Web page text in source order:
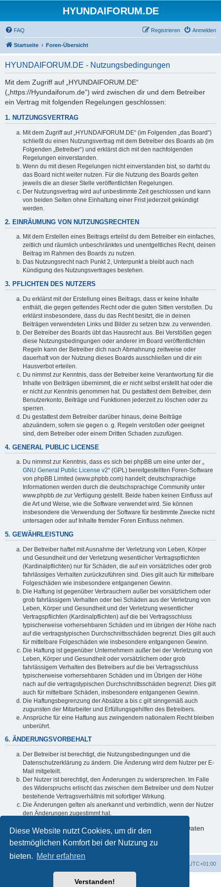
Diese Website nutzt Cookies, um dir den
bestmöglichen Komfort bei der Nutzung zu
bieten. Mehr erfahren
Verstanden!
HYUNDAIFORUM.DE
FAQ Anmelden
Registrieren
Startseite Foren-Übersicht
HYUNDAIFORUM.DE - Nutzungsbedingungen
Mit dem Zugriff auf „HYUNDAIFORUM.DE“
(„https://Hyundaiforum.de“) wird zwischen dir und dem Betreiber
ein Vertrag mit folgenden Regelungen geschlossen:
1. NUTZUNGSVERTRAG
Mit dem Zugriff auf „HYUNDAIFORUM.DE“ (im Folgenden „das Board“)
schließt du einen Nutzungsvertrag mit dem Betreiber des Boards ab (im
Folgenden „Betreiber“) und erklärst dich mit den nachfolgenden
Regelungen einverstanden.
Wenn du mit diesen Regelungen nicht einverstanden bist, so darfst du
das Board nicht weiter nutzen. Für die Nutzung des Boards gelten
jeweils die an dieser Stelle veröffentlichten Regelungen.
Der Nutzungsvertrag wird auf unbestimmte Zeit geschlossen und kann
von beiden Seiten ohne Einhaltung einer Frist jederzeit gekündigt
werden.
2. EINRÄUMUNG VON NUTZUNGSRECHTEN
Mit dem Erstellen eines Beitrags erteilst du dem Betreiber ein einfaches,
zeitlich und räumlich unbeschränktes und unentgeltliches Recht, deinen
Beitrag im Rahmen des Boards zu nutzen.
Das Nutzungsrecht nach Punkt 2, Unterpunkt a bleibt auch nach
Kündigung des Nutzungsvertrages bestehen.
3. PFLICHTEN DES NUTZERS
Du erklärst mit der Erstellung eines Beitrags, dass er keine Inhalte
enthält, die gegen geltendes Recht oder die guten Sitten verstoßen. Du
erklärst insbesondere, dass du das Recht besitzt, die in deinen
Beiträgen verwendeten Links und Bilder zu setzen bzw. zu verwenden.
Der Betreiber des Boards übt das Hausrecht aus. Bei Verstößen gegen
diese Nutzungsbedingungen oder anderer im Board veröffentlichten
Regeln kann der Betreiber dich nach Abmahnung zeitweise oder
dauerhaft von der Nutzung dieses Boards ausschließen und dir ein
Hausverbot erteilen.
Du nimmst zur Kenntnis, dass der Betreiber keine Verantwortung für die
Inhalte von Beiträgen übernimmt, die er nicht selbst erstellt hat oder die
er nicht zur Kenntnis genommen hat. Du gestattest dem Betreiber, dein
Benutzerkonto, Beiträge und Funktionen jederzeit zu löschen oder zu
sperren.
Du gestattest dem Betreiber darüber hinaus, deine Beiträge
abzuändern, sofern sie gegen o. g. Regeln verstoßen oder geeignet
sind, dem Betreiber oder einem Dritten Schaden zuzufügen.
4. GENERAL PUBLIC LICENSE
Du nimmst zur Kenntnis, dass es sich bei phpBB um eine unter der „
GNU General Public License v2“ (GPL) bereitgestellten Foren-Software
von phpBB Limited (www.phpbb.com) handelt; deutschsprachige
Informationen werden durch die deutschsprachige Community unter
www.phpbb.de zur Verfügung gestellt. Beide haben keinen Einfluss auf
die Art und Weise, wie die Software verwendet wird. Sie können
insbesondere die Verwendung der Software für bestimmte Zwecke nicht
untersagen oder auf Inhalte fremder Foren Einfluss nehmen.
5. GEWÄHRLEISTUNG
Der Betreiber haftet mit Ausnahme der Verletzung von Leben, Körper
und Gesundheit und der Verletzung wesentlicher Vertragspflichten
(Kardinalpflichten) nur für Schäden, die auf ein vorsätzliches oder grob
fahrlässiges Verhalten zurückzuführen sind. Dies gilt auch für mittelbare
Folgeschäden wie insbesondere entgangenen Gewinn.
Die Haftung ist gegenüber Verbrauchern außer bei vorsätzlichem oder
grob fahrlässigem Verhalten oder bei Schäden aus der Verletzung von
Leben, Körper und Gesundheit und der Verletzung wesentlicher
Vertragspflichten (Kardinalpflichten) auf die bei Vertragsschluss
typischerweise vorhersehbaren Schäden und im übrigen der Höhe nach
auf die vertragstypischen Durchschnittsschäden begrenzt. Dies gilt auch
für mittelbare Folgeschäden wie insbesondere entgangenen Gewinn.
Die Haftung ist gegenüber Unternehmern außer bei der Verletzung von
Leben, Körper und Gesundheit oder vorsätzlichem oder grob
fahrlässigem Verhalten des Betreibers auf die bei Vertragsschluss
typischerweise vorhersehbaren Schäden und im Übrigen der Höhe
nach auf die vertragstypischen Durchschnittsschäden begrenzt. Dies gilt
auch für mittelbare Schäden, insbesondere entgangenen Gewinn.
Die Haftungsbegrenzung der Absätze a bis c gilt sinngemäß auch
zugunsten der Mitarbeiter und Erfüllungsgehilfen des Betreibers.
Ansprüche für eine Haftung aus zwingendem nationalem Recht bleiben
unberührt.
6. ÄNDERUNGSVORBEHALT
Der Betreiber ist berechtigt, die Nutzungsbedingungen und die
Datenschutzerklärung zu ändern. Die Änderung wird dem Nutzer per E-
Mail mitgeteilt.
Der Nutzer ist berechtigt, den Änderungen zu widersprechen. Im Falle
des Widerspruchs erlischt das zwischen dem Betreiber und dem Nutzer
bestehende Vertragsverhältnis mit sofortiger Wirkung.
Die Änderungen gelten als anerkannt und verbindlich, wenn der Nutzer
den Änderungen zugestimmt hat.
Informationen über den Umgang mit deinen persönlichen Daten
sind in der Datenschutzerklärung enthalten.
UTC+01:00
Powered byphpBB® Forum Software © phpBB Limited